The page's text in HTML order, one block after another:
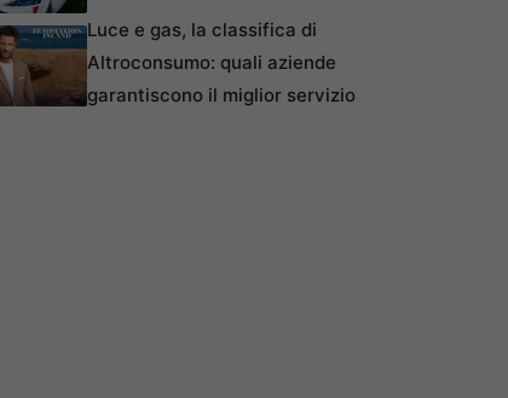
Luce e gas, la classifica di
Altroconsumo: quali aziende
garantiscono il miglior servizio